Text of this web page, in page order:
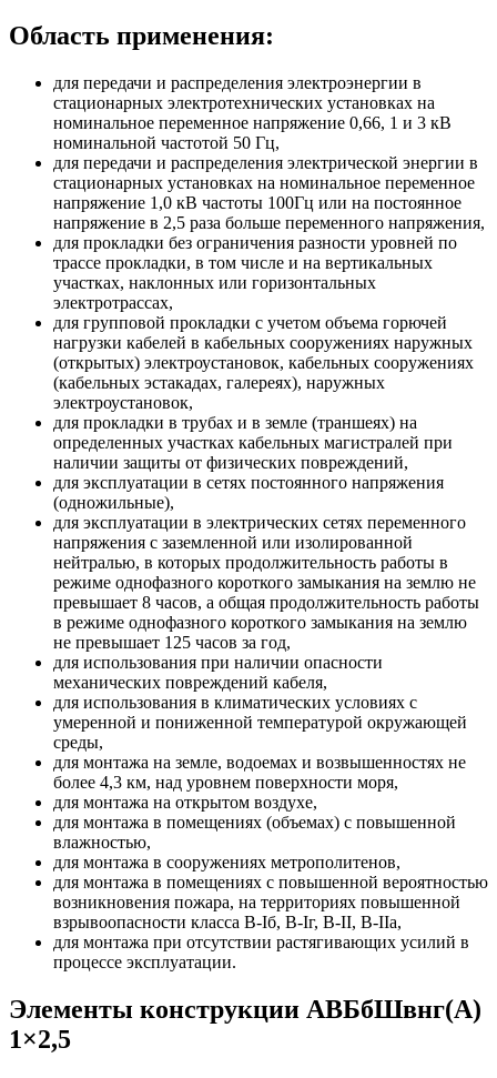
Область применения:
для передачи и распределения электроэнергии в
стационарных электротехнических установках на
номинальное переменное напряжение 0,66, 1 и 3 кВ
номинальной частотой 50 Гц,
для передачи и распределения электрической энергии в
стационарных установках на номинальное переменное
напряжение 1,0 кВ частоты 100Гц или на постоянное
напряжение в 2,5 раза больше переменного напряжения,
для прокладки без ограничения разности уровней по
трассе прокладки, в том числе и на вертикальных
участках, наклонных или горизонтальных
электротрассах,
для групповой прокладки с учетом объема горючей
нагрузки кабелей в кабельных сооружениях наружных
(открытых) электроустановок, кабельных сооружениях
(кабельных эстакадах, галереях), наружных
электроустановок,
для прокладки в трубах и в земле (траншеях) на
определенных участках кабельных магистралей при
наличии защиты от физических повреждений,
для эксплуатации в сетях постоянного напряжения
(одножильные),
для эксплуатации в электрических сетях переменного
напряжения с заземленной или изолированной
нейтралью, в которых продолжительность работы в
режиме однофазного короткого замыкания на землю не
превышает 8 часов, а общая продолжительность работы
в режиме однофазного короткого замыкания на землю
не превышает 125 часов за год,
для использования при наличии опасности
механических повреждений кабеля,
для использования в климатических условиях с
умеренной и пониженной температурой окружающей
среды,
для монтажа на земле, водоемах и возвышенностях не
более 4,3 км, над уровнем поверхности моря,
для монтажа на открытом воздухе,
для монтажа в помещениях (объемах) с повышенной
влажностью,
для монтажа в сооружениях метрополитенов,
для монтажа в помещениях с повышенной вероятностью
возникновения пожара, на территориях повышенной
взрывоопасности класса B-Iб, B-Iг, В-II, В-IIа,
для монтажа при отсутствии растягивающих усилий в
процессе эксплуатации.
Элементы конструкции АВБбШвнг(А)
1×2,5